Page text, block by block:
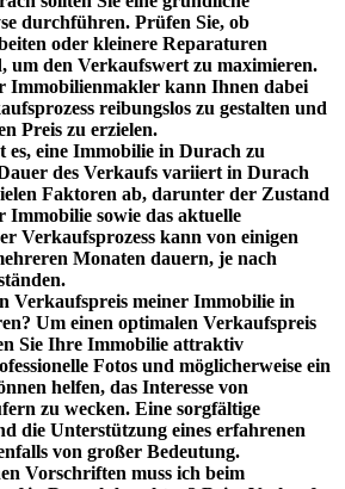
durchführen. Prüfen Sie, ob
oder kleinere Reparaturen
um den Verkaufswert zu maximieren.
Immobilienmakler kann Ihnen dabei
reibungslos zu gestalten und
Preis zu erzielen.
es, eine Immobilie in Durach zu
des Verkaufs variiert in Durach
Faktoren ab, darunter der Zustand
Immobilie sowie das aktuelle
Verkaufsprozess kann von einigen
Monaten dauern, je nach
Verkaufspreis meiner Immobilie in
Um einen optimalen Verkaufspreis
Sie Ihre Immobilie attraktiv
Fotos und möglicherweise ein
helfen, das Interesse von
zu wecken. Eine sorgfältige
die Unterstützung eines erfahrenen
von großer Bedeutung.
Vorschriften muss ich beim